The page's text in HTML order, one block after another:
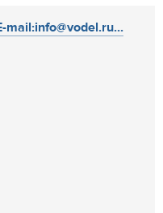
mail:info@vodel.ru...